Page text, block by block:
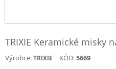
TRIXIE Keramické misky
Výrobce:TRIXIE KÓD:5669